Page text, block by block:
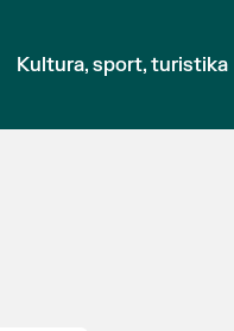
Kultura, sport, turistika